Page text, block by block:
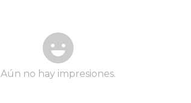
Aún no hay impresiones.